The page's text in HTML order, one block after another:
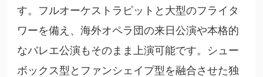
す。フルオーケストラピットと大型のフライタ
ワーを備え、海外オペラ団の来日公演や本格的
なバレエ公演もそのまま上演可能です。シュー
ボックス型とファンシェイプ型を融合させた独